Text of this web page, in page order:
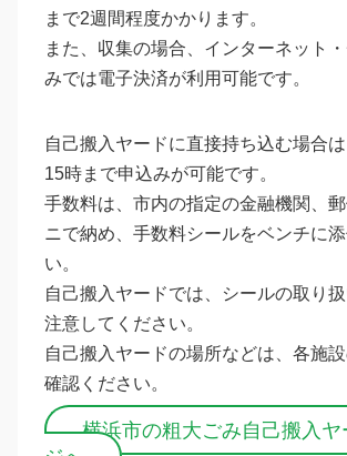
まで2週間程度かかります。
また、収集の場合、インターネット
みでは電子決済が利用可能です。
自己搬入ヤードに直接持ち込む場合
15時まで申込みが可能です。
手数料は、市内の指定の金融機関、
ニで納め、手数料シールをベンチに
い。
自己搬入ヤードでは、シールの取り
注意してください。
自己搬入ヤードの場所などは、各施
確認ください。
横浜市の粗大ごみ自己搬入ヤ